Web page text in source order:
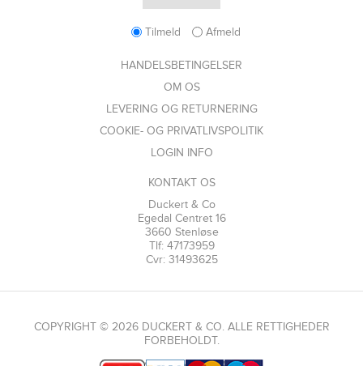
Tilmeld Afmeld
HANDELSBETINGELSER
OM OS
LEVERING OG RETURNERING
COOKIE- OG PRIVATLIVSPOLITIK
LOGIN INFO
KONTAKT OS
Duckert & Co
Egedal Centret 16
3660 Stenløse
Tlf: 47173959
Cvr: 31493625
COPYRIGHT © 2026 DUCKERT & CO. ALLE RETTIGHEDER
FORBEHOLDT.